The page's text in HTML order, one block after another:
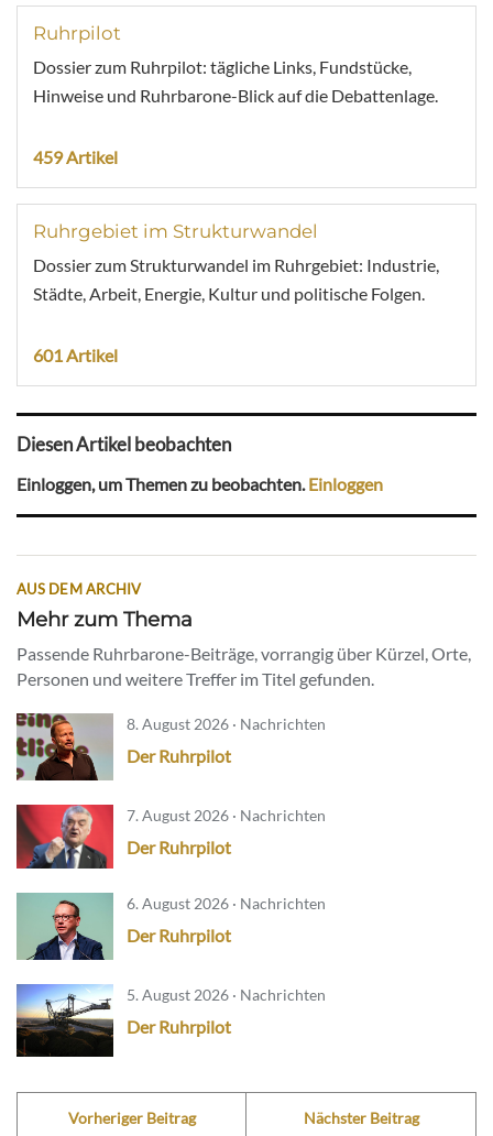
Ruhrpilot
Dossier zum Ruhrpilot: tägliche Links, Fundstücke,
Hinweise und Ruhrbarone-Blick auf die Debattenlage.
459 Artikel
Ruhrgebiet im Strukturwandel
Dossier zum Strukturwandel im Ruhrgebiet: Industrie,
Städte, Arbeit, Energie, Kultur und politische Folgen.
601 Artikel
Diesen Artikel beobachten
Einloggen, um Themen zu beobachten.Einloggen
AUS DEM ARCHIV
Mehr zum Thema
Passende Ruhrbarone-Beiträge, vorrangig über Kürzel, Orte,
Personen und weitere Treffer im Titel gefunden.
8. August 2026 · Nachrichten
Der Ruhrpilot
7. August 2026 · Nachrichten
Der Ruhrpilot
6. August 2026 · Nachrichten
Der Ruhrpilot
5. August 2026 · Nachrichten
Der Ruhrpilot
Vorheriger Beitrag Nächster Beitrag